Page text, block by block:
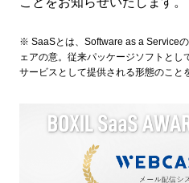
※ SaaSとは、Software as a Service
ェアの意。従来パッケージソフトとし
サービスとして提供される形態のこと